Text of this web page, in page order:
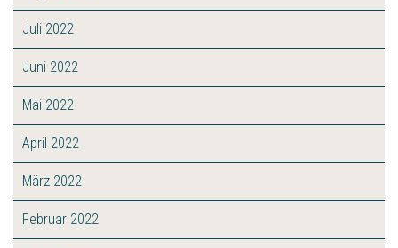
Juli 2022
Juni 2022
Mai 2022
April 2022
März 2022
Februar 2022